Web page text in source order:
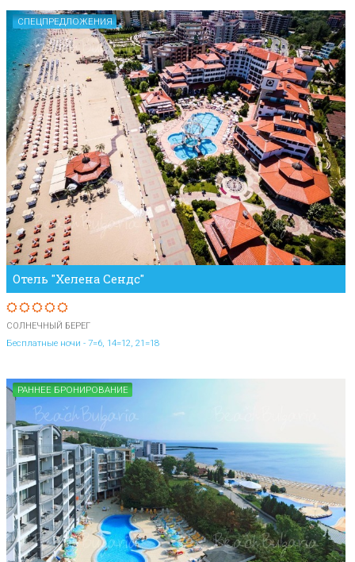
СПЕЦПРЕДЛОЖЕНИЯ
Отель "Хелена Сендс"
СОЛНЕЧНЫЙ БЕРЕГ
Бесплатные ночи - 7=6, 14=12, 21=18
РАННЕЕ БРОНИРОВАНИЕ